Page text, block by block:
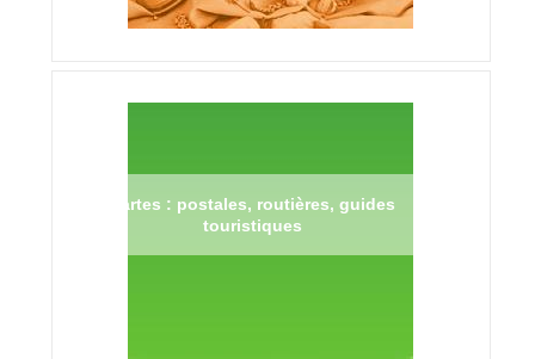
Cartes : postales, routières, guides
touristiques